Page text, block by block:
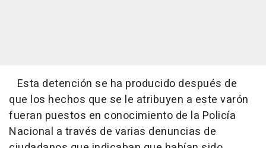
Esta detención se ha producido después de
que los hechos que se le atribuyen a este varón
fueran puestos en conocimiento de la Policía
Nacional a través de varias denuncias de